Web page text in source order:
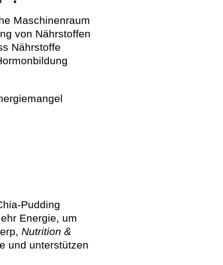
Maschinenraum
von Nährstoffen
Nährstoffe
Pudding
Energie, um
Nutrition &
und unterstützen